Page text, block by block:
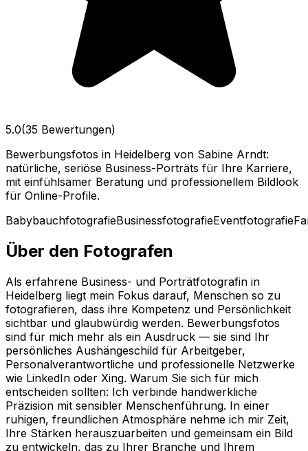
5.0(35 Bewertungen)
Bewerbungsfotos in Heidelberg von Sabine Arndt:
natürliche, seriöse Business-Porträts für Ihre Karriere,
mit einfühlsamer Beratung und professionellem Bildlook
für Online-Profile.
BabybauchfotografieBusinessfotografieEventfotografie
Über den Fotografen
Als erfahrene Business- und Porträtfotografin in
Heidelberg liegt mein Fokus darauf, Menschen so zu
fotografieren, dass ihre Kompetenz und Persönlichkeit
sichtbar und glaubwürdig werden. Bewerbungsfotos
sind für mich mehr als ein Ausdruck — sie sind Ihr
persönliches Aushängeschild für Arbeitgeber,
Personalverantwortliche und professionelle Netzwerke
wie LinkedIn oder Xing. Warum Sie sich für mich
entscheiden sollten: Ich verbinde handwerkliche
Präzision mit sensibler Menschenführung. In einer
ruhigen, freundlichen Atmosphäre nehme ich mir Zeit,
Ihre Stärken herauszuarbeiten und gemeinsam ein Bild
zu entwickeln, das zu Ihrer Branche und Ihrem